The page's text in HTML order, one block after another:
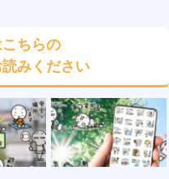
ちらの
みください